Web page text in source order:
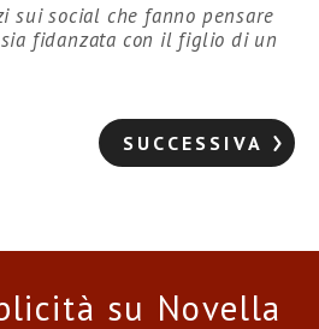
sui social che fanno pensare
fidanzata con il figlio di un
SUCCESSIVA
su Novella